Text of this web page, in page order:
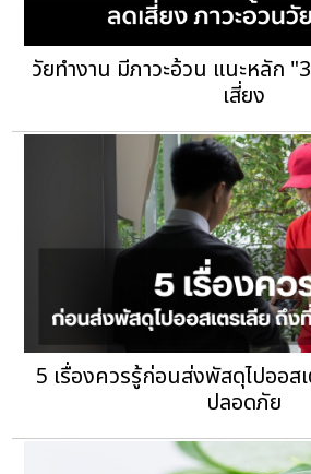
วัยทำงาน มีภาวะอ้วน แนะหลัก
เสี่ยง
5 เรื่องควรรู้ก่อนส่งพัสดุไปออส
ปลอดภัย